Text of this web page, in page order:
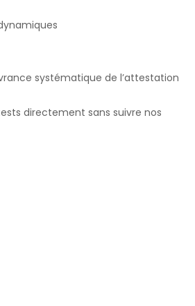
systématique de l’attestation
directement sans suivre nos